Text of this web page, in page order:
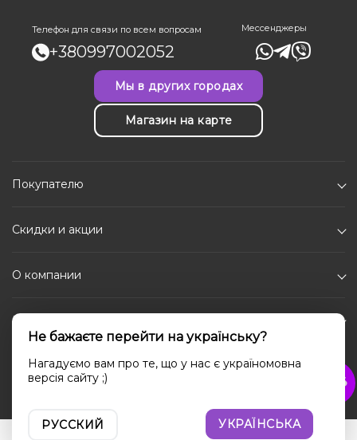
Телефон для связи по всем вопросам
+380997002052
Мессенджеры
Мы в других городах
Магазин на карте
Покупателю
Скидки и акции
О компании
Каталог
Социальные сети
Не бажаєте перейти на українську?
Нагадуємо вам про те, що у нас є україномовна
версія сайту ;)
РУССКИЙ УКРАЇНСЬКА